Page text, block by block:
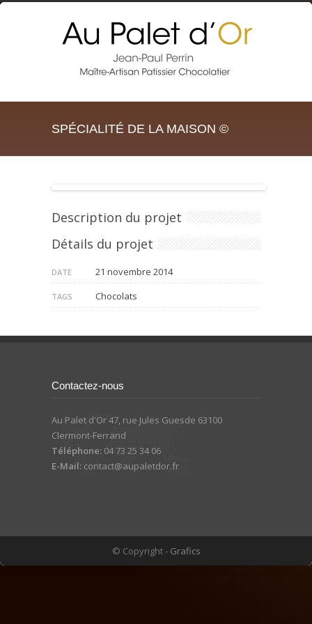
SPÉCIALITÉ DE LA MAISON ©
Description du projet
Détails du projet
DATE 21 novembre 2014
TAGS Chocolats
Contactez-nous
Au Palet d'Or 47, rue Jules Guesde 63100
Clermont-Ferrand
Téléphone: 04 73 25 34 06
E-Mail: contact@aupaletdor.fr
© Copyright - Grafics